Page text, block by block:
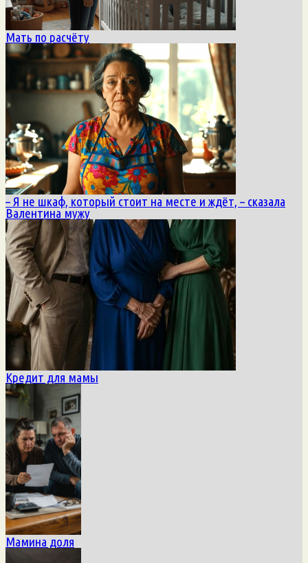
Мать по расчёту
– Я не шкаф, который стоит на месте и ждёт, – сказала
Валентина мужу
Кредит для мамы
Мамина доля